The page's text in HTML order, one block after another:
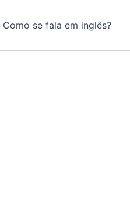
Como se fala em inglês?